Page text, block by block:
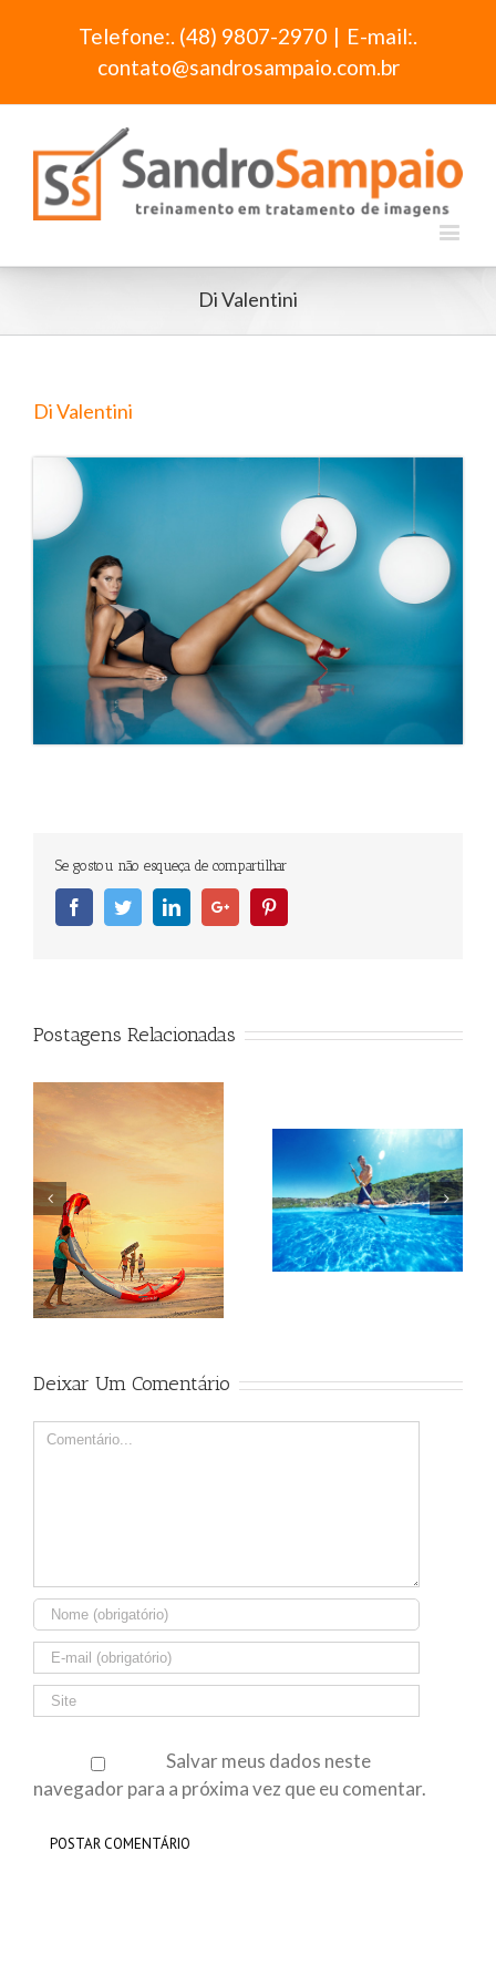
Telefone:. (48) 9807-2970 | E-mail:.
contato@sandrosampaio.com.br
Di Valentini
Di Valentini
Se gostou não esqueça de compartilhar
FacebookTwitterLinkedinGoogleplus
Postagens Relacionadas
Beagle Beagle
Deixar Um Comentário
Comment
Salvar meus dados neste
navegador para a próxima vez que eu comentar.